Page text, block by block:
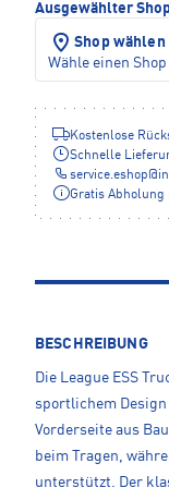
Ausgewählter
Shop wählen
Wähle einen
Kostenlose
Schnelle
service.eshop@
Gratis Abholung
BESCHREIBUNG
Die League ESS
sportlichem Design
Vorderseite aus
beim Tragen,
unterstützt. Der